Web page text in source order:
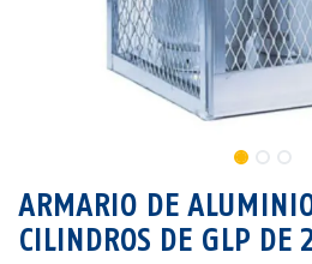
ARMARIO DE
CILINDROS DE GLP DE